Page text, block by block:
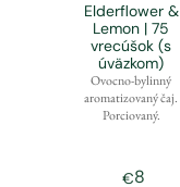
Elderflower &
Lemon | 75
vrecúšok (s
úväzkom)
Ovocno-bylinný
aromatizovaný čaj.
Porciovaný.
€8